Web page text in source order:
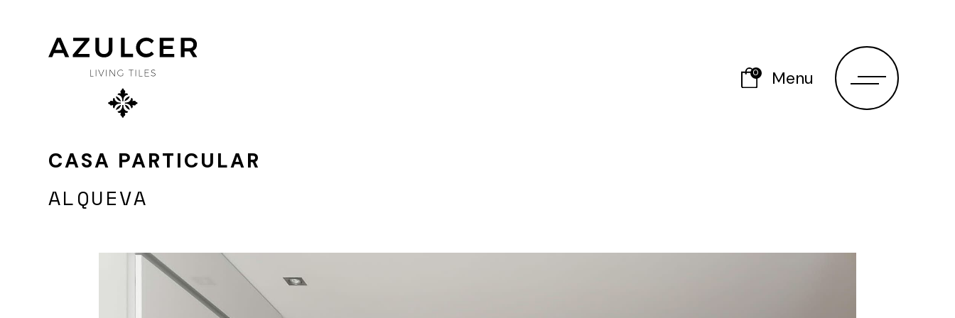
0 Menu
SOBRE NÓS
PROJETOS
PRODUTOS
CASA PARTICULAR
ALQUEVA